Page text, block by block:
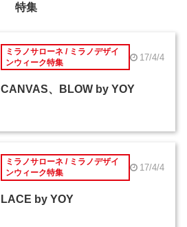
特集
ミラノサローネ / ミラノデザイ
ンウィーク特集
17/4/4
CANVAS、BLOW by YOY
ミラノサローネ / ミラノデザイ
ンウィーク特集
17/4/4
LACE by YOY